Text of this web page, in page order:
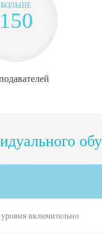
БОЛЬШЕ
150
включительно